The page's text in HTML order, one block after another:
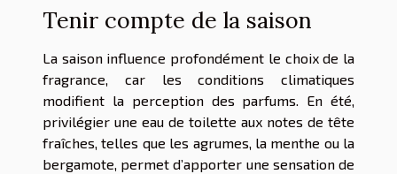
Tenir compte de la saison
La saison influence profondément le choix de la
fragrance, car les conditions climatiques
modifient la perception des parfums. En été,
privilégier une eau de toilette aux notes de tête
fraîches, telles que les agrumes, la menthe ou la
bergamote, permet d’apporter une sensation de